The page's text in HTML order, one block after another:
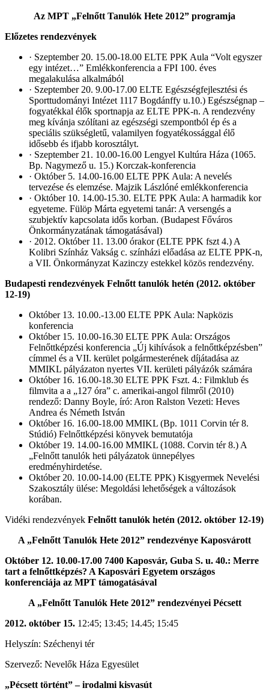
Az MPT „Felnőtt Tanulók Hete 2012” programja
Előzetes rendezvények
· Szeptember 20. 15.00-18.00 ELTE PPK Aula “Volt egyszer
egy intézet…” Emlékkonferencia a FPI 100. éves
megalakulása alkalmából
· Szeptember 20. 9.00-17.00 ELTE Egészségfejlesztési és
Sporttudományi Intézet 1117 Bogdánffy u.10.) Egészségnap –
fogyatékkal élők sportnapja az ELTE PPK-n. A rendezvény
meg kívánja szólítani az egészségi szempontból ép és a
speciális szükségletű, valamilyen fogyatékossággal élő
idősebb és ifjabb korosztályt.
· Szeptember 21. 10.00-16.00 Lengyel Kultúra Háza (1065.
Bp. Nagymező u. 15.) Korczak-konferencia
· Október 5. 14.00-16.00 ELTE PPK Aula: A nevelés
tervezése és elemzése. Majzik Lászlóné emlékkonferencia
· Október 10. 14.00-15.30. ELTE PPK Aula: A harmadik kor
egyeteme. Fülöp Márta egyetemi tanár: A versengés a
szubjektív kapcsolata idős korban. (Budapest Főváros
Önkormányzatának támogatásával)
· 2012. Október 11. 13.00 órakor (ELTE PPK fszt 4.) A
Kolibri Színház Vakság c. színházi előadása az ELTE PPK-n,
a VII. Önkormányzat Kazinczy estekkel közös rendezvény.
Budapesti rendezvények Felnőtt tanulók hetén (2012. október
12-19)
Október 13. 10.00.-13.00 ELTE PPK Aula: Napközis
konferencia
Október 15. 10.00-16.30 ELTE PPK Aula: Országos
Felnőttképzési konferencia „Új kihívások a felnőttképzésben”
címmel és a VII. kerület polgármesterének díjátadása az
MMIKL pályázaton nyertes VII. kerületi pályázók számára
Október 16. 16.00-18.30 ELTE PPK Fszt. 4.: Filmklub és
filmvita a a „127 óra” c. amerikai-angol filmről (2010)
rendező: Danny Boyle, író: Aron Ralston Vezeti: Heves
Andrea és Németh István
Október 16. 16.00-18.00 MMIKL (Bp. 1011 Corvin tér 8.
Stúdió) Felnőttképzési könyvek bemutatója
Október 19. 14.00-16.00 MMIKL (1088. Corvin tér 8.) A
„Felnőtt tanulók heti pályázatok ünnepélyes
eredményhirdetése.
Október 20. 10.00-14.00 (ELTE PPK) Kisgyermek Nevelési
Szakosztály ülése: Megoldási lehetőségek a változások
korában.
Vidéki rendezvények Felnőtt tanulók hetén (2012. október 12-19)
A „Felnőtt Tanulók Hete 2012” rendezvénye Kaposvárott
Október 12. 10.00-17.00 7400 Kaposvár, Guba S. u. 40.: Merre
tart a felnőttképzés? A Kaposvári Egyetem országos
konferenciája az MPT támogatásával
A „Felnőtt Tanulók Hete 2012” rendezvényei Pécsett
2012. október 15. 12:45; 13:45; 14.45; 15:45
Helyszín: Széchenyi tér
Szervező: Nevelők Háza Egyesület
„Pécsett történt” – irodalmi kisvasút